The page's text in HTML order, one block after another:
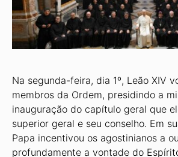
Na segunda-feira, dia 1º, Leão XIV
membros da Ordem, presidindo a
inauguração do capítulo geral que
superior geral e seu conselho. Em
Papa incentivou os agostinianos a
profundamente a vontade do